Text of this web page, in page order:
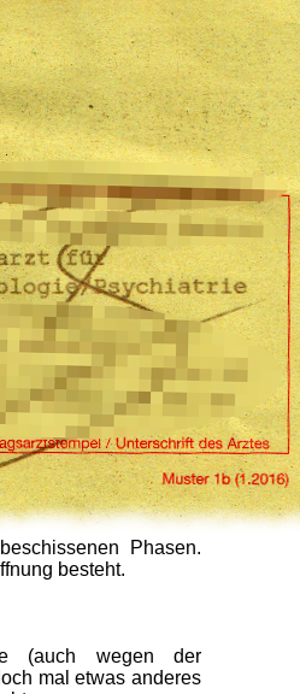
Phasen.
besteht.
(auch wegen der
mal etwas anderes